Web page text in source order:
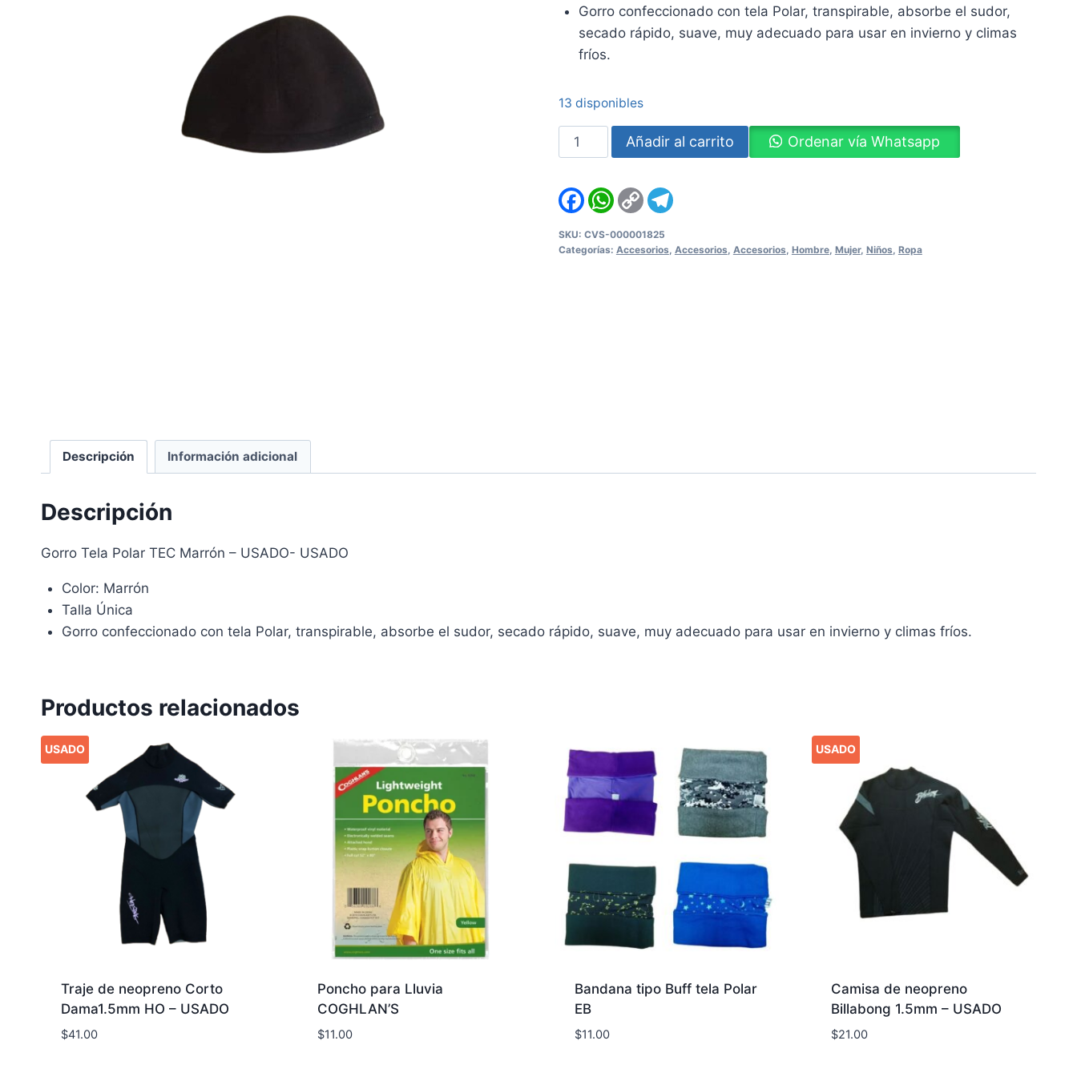
Gorro confeccionado con tela Polar, transpirable, absorbe el sudor,
secado rápido, suave, muy adecuado para usar en invierno y climas
fríos.
13 disponibles
Gorro
Polar
Marrón
USADO
Añadir al carrito Ordenar vía Whatsapp
FacebookWhatsApp
Copy
Link
Telegram
SKU: CVS-000001825
Categorías: Accesorios Accesorios Accesorios Hombre, Mujer, Niños Ropa
Descripción Información adicional
Descripción
Gorro Tela Polar TEC Marrón – USADO- USADO
Color: Marrón
Talla Única
Gorro confeccionado con tela Polar, transpirable, absorbe el sudor, secado rápido, suave, muy adecuado para usar en invierno y climas fríos.
Productos relacionados
USADO
Traje de neopreno Corto
Dama1.5mm HO – USADO
$41.00
Poncho para Lluvia
COGHLAN’S
$11.00
Bandana tipo Buff tela Polar
EB
$11.00
USADO
Camisa de neopreno
Billabong 1.5mm – USADO
$21.00